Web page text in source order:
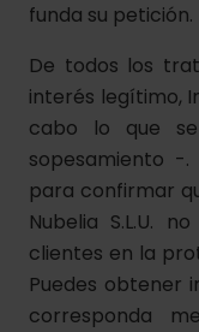
funda su petición.
De todos los
interés legítimo,
cabo lo que
sopesamiento -
para confirmar
Nubelia S.L.U.
clientes en la
Puedes obtener
corresponda